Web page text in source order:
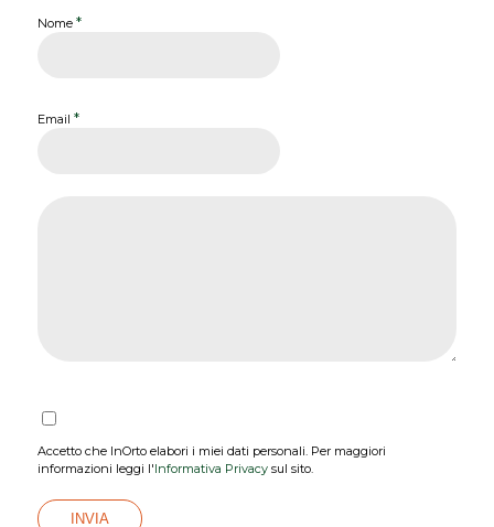
Nome *
Email *
Accetto che InOrto elabori i miei dati personali. Per maggiori
informazioni leggi l'Informativa Privacysul sito.